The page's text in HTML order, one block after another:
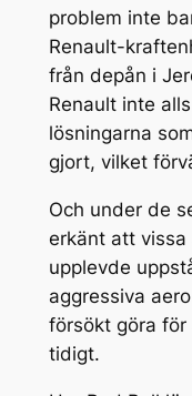
problem inte
Renault-
från depån i
Renault inte
lösningarna
gjort, vilket
Och under de
erkänt att vissa
upplevde
aggressiva
försökt göra för
tidigt.